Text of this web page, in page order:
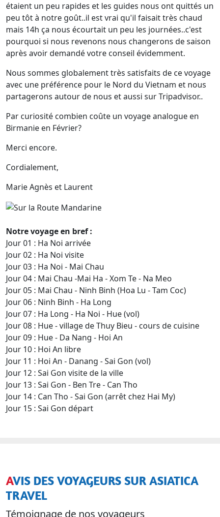
étaient un peu rapides et les guides nous ont quittés un
peu tôt à notre goût..il est vrai qu'il faisait très chaud
mais 14h ça nous écourtait un peu les journées..c'est
pourquoi si nous revenons nous changerons de saison
après avoir demandé votre conseil évidemment.
Nous sommes globalement très satisfaits de ce voyage
avec une préférence pour le Nord du Vietnam et nous
partagerons autour de nous et aussi sur Tripadvisor..
Par curiosité combien coûte un voyage analogue en
Birmanie en Février?
Merci encore.
Cordialement,
Marie Agnès et Laurent
Notre voyage en bref :
Jour 01 : Ha Noi arrivée
Jour 02 : Ha Noi visite
Jour 03 : Ha Noi - Mai Chau
Jour 04 : Mai Chau -Mai Ha - Xom Te - Na Meo
Jour 05 : Mai Chau - Ninh Binh (Hoa Lu - Tam Coc)
Jour 06 : Ninh Binh - Ha Long
Jour 07 : Ha Long - Ha Noi - Hue (vol)
Jour 08 : Hue - village de Thuy Bieu - cours de cuisine
Jour 09 : Hue - Da Nang - Hoi An
Jour 10 : Hoi An libre
Jour 11 : Hoi An - Danang - Sai Gon (vol)
Jour 12 : Sai Gon visite de la ville
Jour 13 : Sai Gon - Ben Tre - Can Tho
Jour 14 : Can Tho - Sai Gon (arrêt chez Hai My)
Jour 15 : Sai Gon départ
AVIS DES VOYAGEURS SUR ASIATICA
TRAVEL
Témoignage de nos voyageurs